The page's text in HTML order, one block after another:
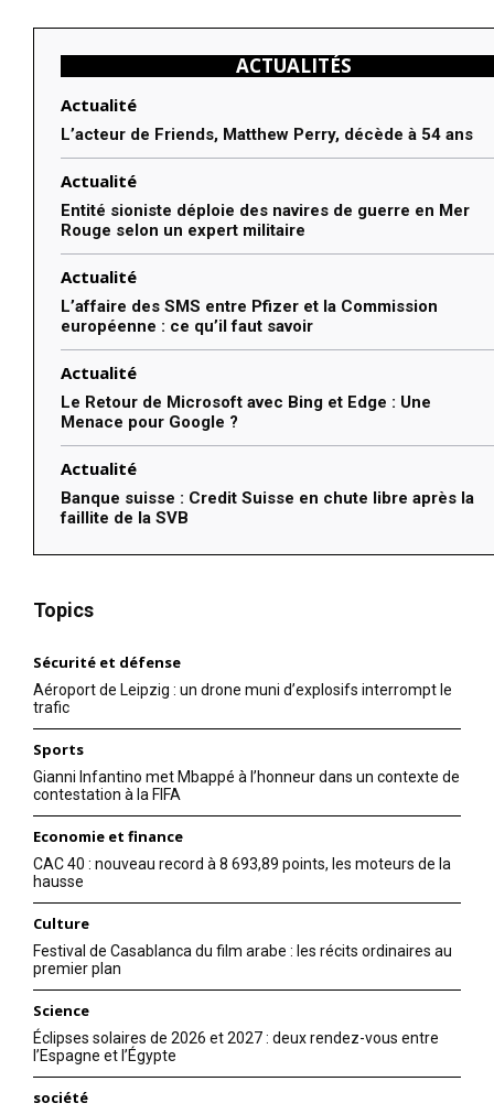
ACTUALITÉS
Actualité
L’acteur de Friends, Matthew Perry, décède à 54 ans
Actualité
Entité sioniste déploie des navires de guerre en Mer
Rouge selon un expert militaire
Actualité
L’affaire des SMS entre Pfizer et la Commission
européenne : ce qu’il faut savoir
Actualité
Le Retour de Microsoft avec Bing et Edge : Une
Menace pour Google ?
Actualité
Banque suisse : Credit Suisse en chute libre après la
faillite de la SVB
Topics
Sécurité et défense
Aéroport de Leipzig : un drone muni d’explosifs interrompt le
trafic
Sports
Gianni Infantino met Mbappé à l’honneur dans un contexte de
contestation à la FIFA
Economie et finance
CAC 40 : nouveau record à 8 693,89 points, les moteurs de la
hausse
Culture
Festival de Casablanca du film arabe : les récits ordinaires au
premier plan
Science
Éclipses solaires de 2026 et 2027 : deux rendez-vous entre
l’Espagne et l’Égypte
société